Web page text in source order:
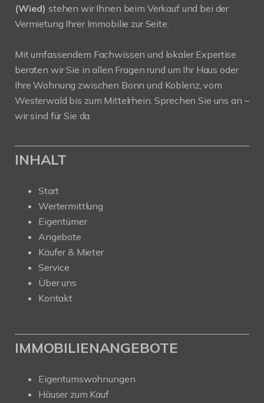
(Wied) stehen wir Ihnen beim Verkauf und bei der
Vermietung Ihrer Immobilie zur Seite.
Mit umfassendem Fachwissen und lokaler Expertise
beraten wir Sie in allen Fragen rund um Ihr Haus oder
Ihre Wohnung zwischen Bonn und Koblenz, vom
Westerwald bis zum Mittelrhein. Sprechen Sie uns an –
wir sind für Sie da.
INHALT
Start
Wertermittlung
Eigentümer
Angebote
Käufer & Mieter
Service
Über uns
Kontakt
IMMOBILIENANGEBOTE
Eigentumswohnungen
Häuser zum Kauf